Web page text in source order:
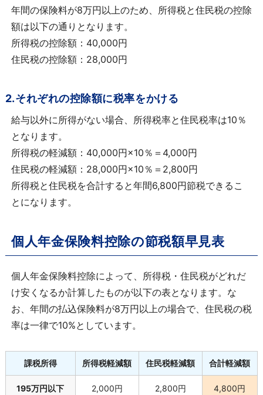
年間の保険料が8万円以上のため、所得税と住民税の控除
額は以下の通りとなります。
所得税の控除額：40,000円
住民税の控除額：28,000円
2.それぞれの控除額に税率をかける
給与以外に所得がない場合、所得税率と住民税率は10％
となります。
所得税の軽減額：40,000円×10％＝4,000円
住民税の軽減額：28,000円×10％＝2,800円
所得税と住民税を合計すると年間6,800円節税できるこ
とになります。
個人年金保険料控除の節税額早見表
個人年金保険料控除によって、所得税・住民税がどれだ
け安くなるか計算したものが以下の表となります。な
お、年間の払込保険料が8万円以上の場合で、住民税の税
率は一律で10%としています。
課税所得 所得税軽減額 住民税軽減額 合計軽減額
195万円以下 2,000円 2,800円 4,800円